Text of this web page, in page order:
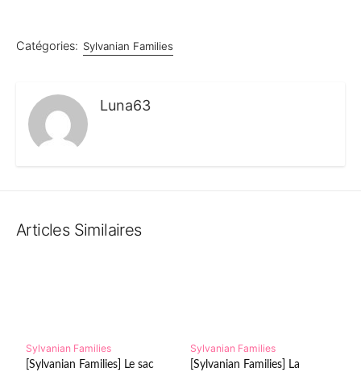
Catégories: Sylvanian Families
Luna63
Articles Similaires
Sylvanian Families
[Sylvanian Families] Le sac
Sylvanian Families
[Sylvanian Families] La